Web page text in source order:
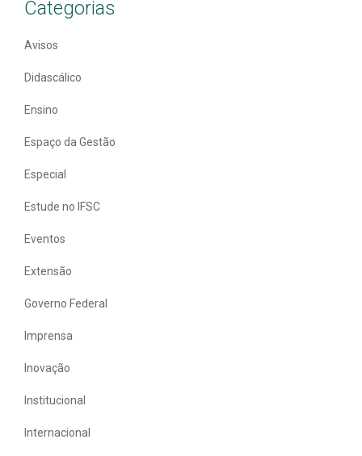
Categorias
Avisos
Didascálico
Ensino
Espaço da Gestão
Especial
Estude no IFSC
Eventos
Extensão
Governo Federal
Imprensa
Inovação
Institucional
Internacional